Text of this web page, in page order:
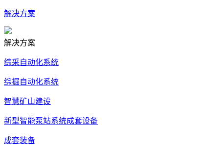
解决方案
解决方案
综采自动化系统
综掘自动化系统
智慧矿山建设
新型智能泵站系统成套设备
成套装备